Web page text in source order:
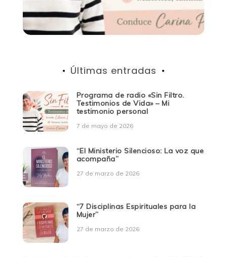
Últimas entradas
Programa de radio «Sin Filtro.
Testimonios de Vida» – Mi
testimonio personal
7 de mayo de 2026
“El Ministerio Silencioso: La voz que
acompaña”
27 de marzo de 2026
“7 Disciplinas Espirituales para la
Mujer”
27 de marzo de 2026